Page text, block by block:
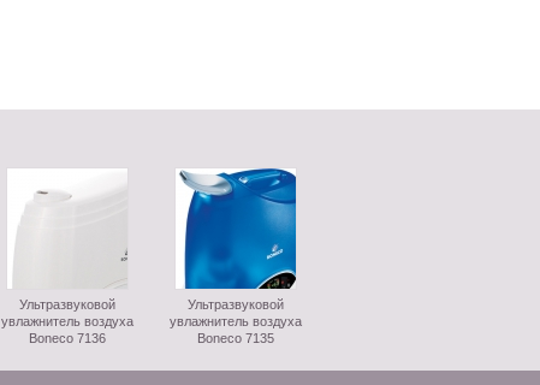
Ультразвуковой
увлажнитель воздуха
Boneco 7136
Ультразвуковой
увлажнитель воздуха
Boneco 7135